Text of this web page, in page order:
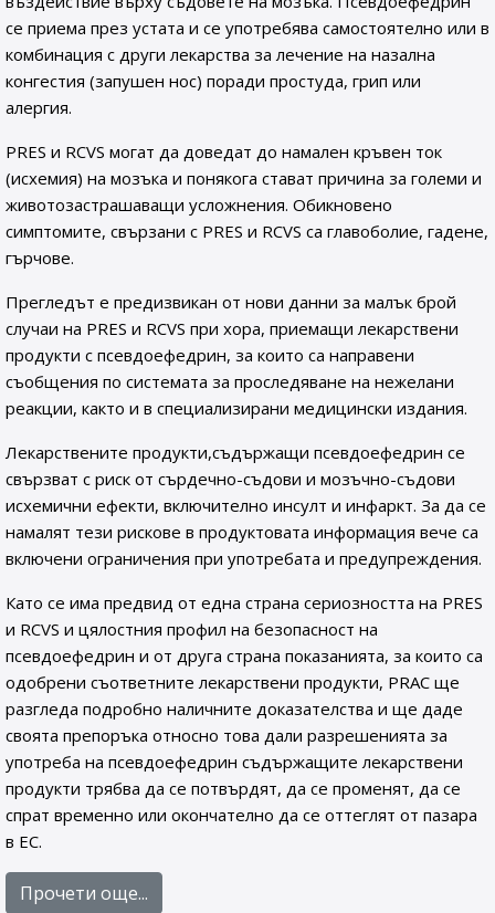
се приема през устата и се употребява самостоятелно или в
комбинация с други лекарства за лечение на назална
конгестия (запушен нос) поради простуда, грип или
алергия.
PRES и RCVS могат да доведат до намален кръвен ток
(исхемия) на мозъка и понякога стават причина за големи и
животозастрашаващи усложнения. Обикновено
симптомите, свързани с PRES и RCVS са главоболие, гадене,
гърчове.
Прегледът е предизвикан от нови данни за малък брой
случаи на PRES и RCVS при хора, приемащи лекарствени
продукти с псевдоефедрин, за които са направени
съобщения по системата за проследяване на нежелани
реакции, както и в специализирани медицински издания.
Лекарствените продукти,съдържащи псевдоефедрин се
свързват с риск от сърдечно-съдови и мозъчно-съдови
исхемични ефекти, включително инсулт и инфаркт. За да се
намалят тези рискове в продуктовата информация вече са
включени ограничения при употребата и предупреждения.
Като се има предвид от една страна сериозността на PRES
и RCVS и цялостния профил на безопасност на
псевдоефедрин и от друга страна показанията, за които са
одобрени съответните лекарствени продукти, PRAC ще
разгледа подробно наличните доказателства и ще даде
своята препоръка относно това дали разрешенията за
употреба на псевдоефедрин съдържащите лекарствени
продукти трябва да се потвърдят, да се променят, да се
спрат временно или окончателно да се оттеглят от пазара
в ЕС.
Прочети още...